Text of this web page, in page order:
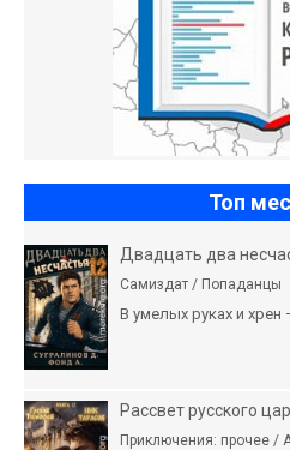
Топ
Двадцать два
Самиздат / Попаданцы
В умелых руках и хрен
Рассвет русского
Приключения: прочее /